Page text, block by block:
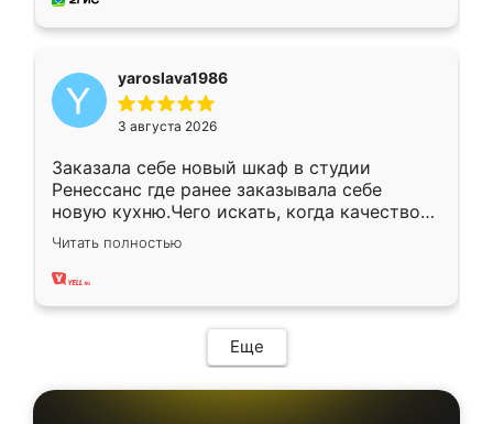
yaroslava1986
3 августа 2026
Заказала себе новый шкаф в студии
Ренессанс где ранее заказывала себе
новую кухню.Чего искать, когда качеством
вполне довольна. Служит кухня уже почти
два года, нареканий нет.
Читать полностью
Еще